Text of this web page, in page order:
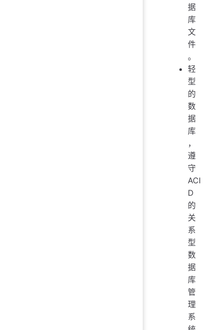
据
库
文
件
。
轻
型
的
数
据
库
，
遵
守
ACI
D
的
关
系
型
数
据
库
管
理
系